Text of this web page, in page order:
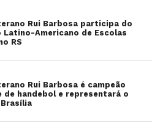
Rui Barbosa participa do
Latino-Americano de Escolas
RS
Rui Barbosa é campeão
de handebol e representará o